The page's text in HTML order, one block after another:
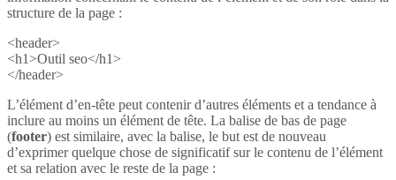
structure de la page :
<header>
<h1>Outil seo</h1>
</header>
L’élément d’en-tête peut contenir d’autres éléments et a tendance à
inclure au moins un élément de tête. La balise de bas de page
(footer) est similaire, avec la balise, le but est de nouveau
d’exprimer quelque chose de significatif sur le contenu de l’élément
et sa relation avec le reste de la page :